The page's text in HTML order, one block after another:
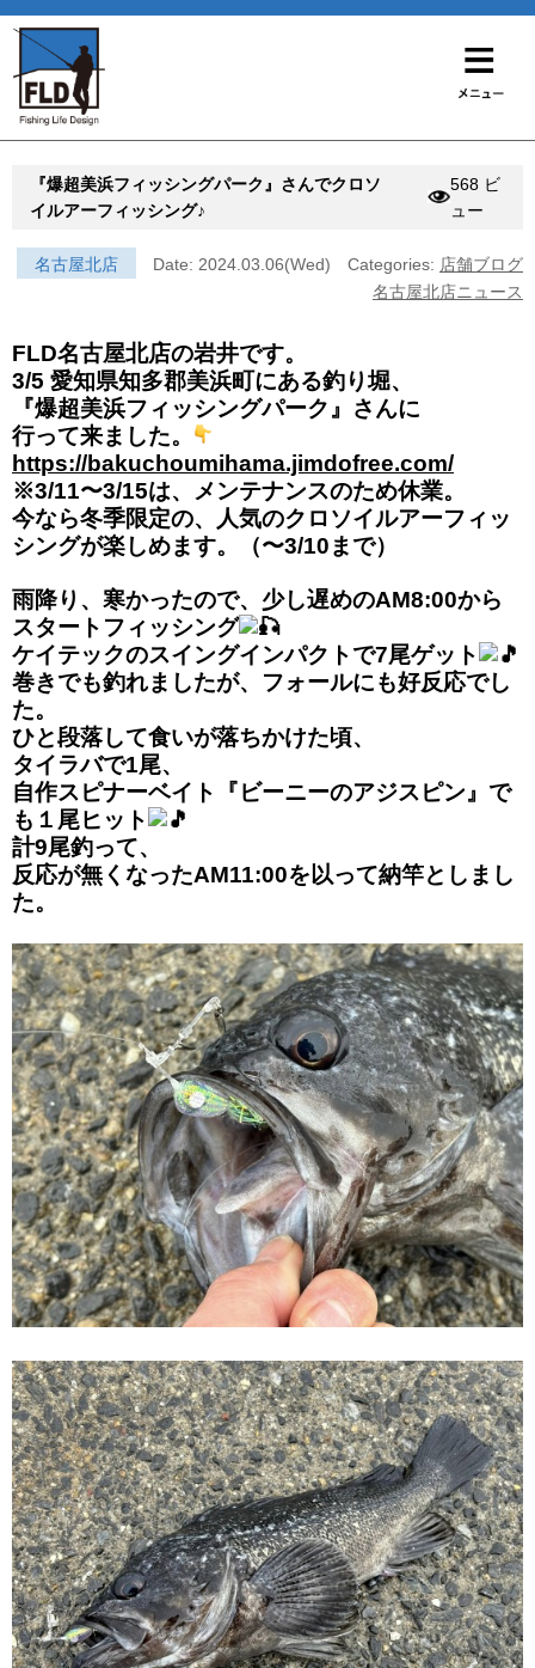
『爆超美浜フィッシングパーク』さんでクロソ
イルアーフィッシング♪
568 ビ
ュー
名古屋北店 Date: 2024.03.06(Wed) Categories: 店舗ブログ
名古屋北店ニュース
FLD名古屋北店の岩井です。
3/5 愛知県知多郡美浜町にある釣り堀、
『爆超美浜フィッシングパーク』さんに
行って来ました。
https://bakuchoumihama.jimdofree.com/
※3/11〜3/15は、メンテナンスのため休業。
今なら冬季限定の、人気のクロソイルアーフィッ
シングが楽しめます。（〜3/10まで）
雨降り、寒かったので、少し遅めのAM8:00から
スタートフィッシング
ケイテックのスイングインパクトで7尾ゲット
巻きでも釣れましたが、フォールにも好反応でし
た。
ひと段落して食いが落ちかけた頃、
タイラバで1尾、
自作スピナーベイト『ビーニーのアジスピン』で
も１尾ヒット
計9尾釣って、
反応が無くなったAM11:00を以って納竿としまし
た。